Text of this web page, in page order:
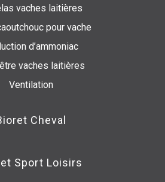
vaches laitières
pour vache
d’ammoniac
vaches laitières
Ventilation
Cheval
Sport Loisirs